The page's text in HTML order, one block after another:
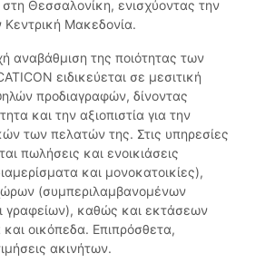
Θεσσαλονίκη, ενισχύοντας την
Κεντρική Μακεδονία.
αναβάθμιση της ποιότητας των
ειδικεύεται σε μεσιτική
προδιαγραφών, δίνοντας
και την αξιοπιστία για την
των πελατών της. Στις υπηρεσίες
πωλήσεις και ενοικιάσεις
και μονοκατοικίες),
(συμπεριλαμβανομένων
γραφείων), καθώς και εκτάσεων
οικόπεδα. Επιπρόσθετα,
ακινήτων.